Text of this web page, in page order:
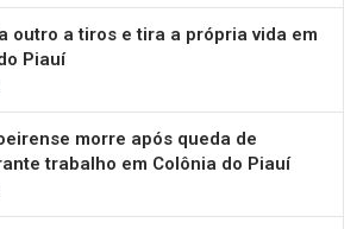
outro a tiros e tira a própria vida em
Piauí
morre após queda de
trabalho em Colônia do Piauí